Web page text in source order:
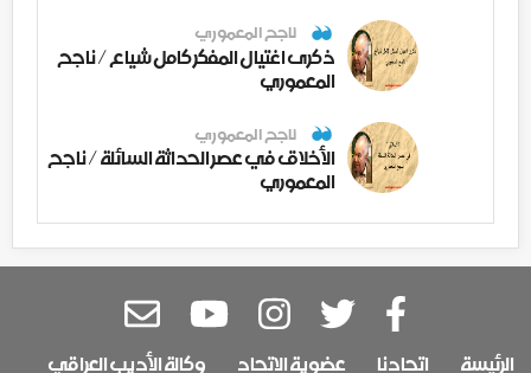
ناجح المعموري
ذكرى اغتيال المفكر كامل شياع / ناجح
المعموري
ناجح المعموري
الأخلاق في عصر الحداثة السائلة / ناجح
المعموري
الرئيسة اتحادنا عضوية الاتحاد وكالة الأديب العراقي